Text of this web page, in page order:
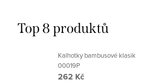
Top 8 produktů
Kalhotky bambusové klasik
00019P
262 Kč